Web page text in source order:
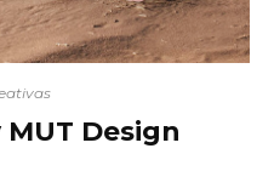
Design